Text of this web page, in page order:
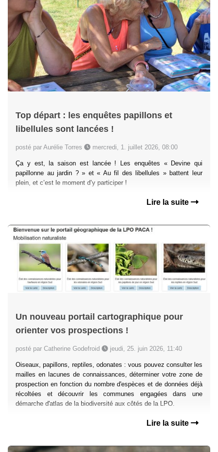
Top départ : les enquêtes papillons et
libellules sont lancées !
posté par Aurélie Torres mercredi, 1. juillet 2026, 08:00
Ça y est, la saison est lancée ! Les enquêtes « Devine qui
papillonne au jardin ? » et « Au fil des libellules » battent leur
plein, et c’est le moment d’y participer !
Lire la suite
Un nouveau portail cartographique pour
orienter vos prospections !
posté par Catherine Godefroid jeudi, 25. juin 2026, 11:40
Oiseaux, papillons, reptiles, odonates : vous pouvez consulter les
mailles en lacunes de connaissances, déterminer votre zone de
prospection en fonction du nombre d'espèces et de données déjà
récoltées et découvrir les communes engagées dans une
démarche d'atlas de la biodiversité aux côtés de la LPO.
Lire la suite